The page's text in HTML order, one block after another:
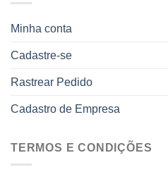
Minha conta
Cadastre-se
Rastrear Pedido
Cadastro de Empresa
TERMOS E CONDIÇÕES